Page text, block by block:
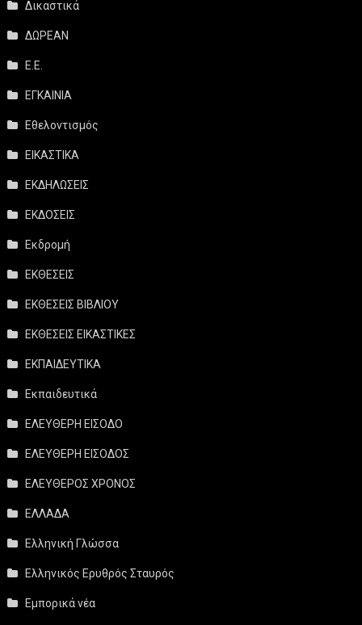
Δικαστικά
ΔΩΡΕΑΝ
Ε.Ε.
ΕΓΚΑΙΝΙΑ
Εθελοντισμός
ΕΙΚΑΣΤΙΚΑ
ΕΚΔΗΛΩΣΕΙΣ
ΕΚΔΟΣΕΙΣ
Εκδρομή
ΕΚΘΕΣΕΙΣ
ΕΚΘΕΣΕΙΣ ΒΙΒΛΙΟΥ
ΕΚΘΕΣΕΙΣ ΕΙΚΑΣΤΙΚΕΣ
ΕΚΠΑΙΔΕΥΤΙΚΑ
Εκπαιδευτικά
ΕΛΕΥΘΕΡΗ ΕΙΣΟΔΟ
ΕΛΕΥΘΕΡΗ ΕΙΣΟΔΟΣ
ΕΛΕΥΘΕΡΟΣ ΧΡΟΝΟΣ
ΕΛΛΑΔΑ
Ελληνική Γλώσσα
Ελληνικός Ερυθρός Σταυρός
Εμπορικά νέα